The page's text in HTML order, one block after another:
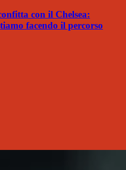
con il Chelsea:
facendo il percorso